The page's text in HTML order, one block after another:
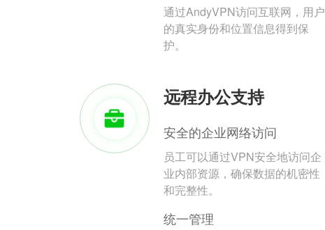
通过AndyVPN访问互联网，用户
的真实身份和位置信息得到保
护。
远程办公支持
安全的企业网络访问
员工可以通过VPN安全地访问企
业内部资源，确保数据的机密性
和完整性。
统一管理